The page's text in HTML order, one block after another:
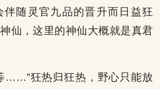
伴随灵官九品的晋升而日益狂
仙，这里的神仙大概就是真君
……”狂热归狂热，野心只能放